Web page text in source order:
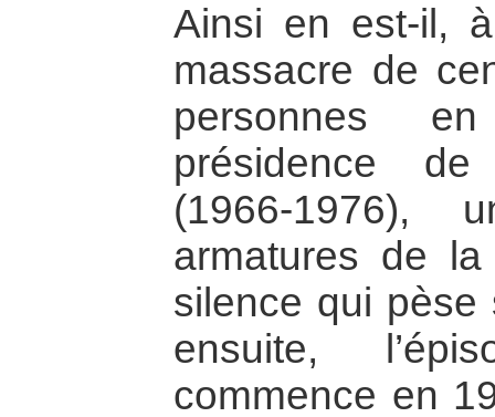
Ainsi en est-il,
massacre de
personnes
présidence
(1966-1976),
armatures de
silence qui
ensuite,
commence en